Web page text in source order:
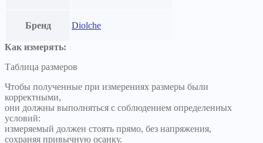
Бренд Diolche
Как измерять:
Таблица размеров
Чтобы полученные при измерениях размеры были
корректными,
они должны выполняться с соблюдением определенных
условий:
измеряемый должен стоять прямо, без напряжения,
сохраняя привычную осанку.